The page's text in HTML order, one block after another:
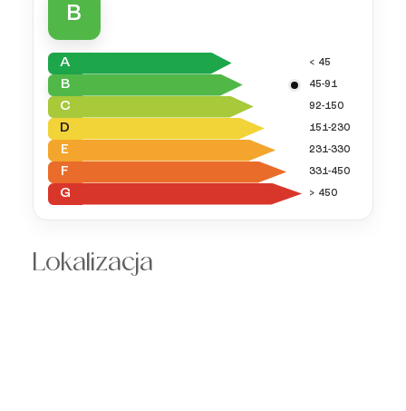
B
A < 45
B 45-91
C 92-150
D 151-230
E 231-330
F 331-450
G > 450
Lokalizacja